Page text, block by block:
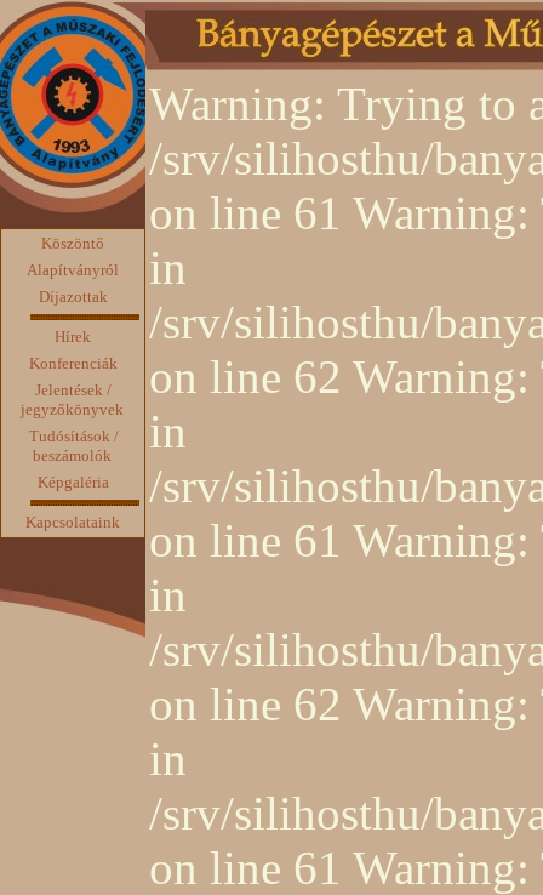
Köszöntő
Alapítványról
Díjazottak
Hírek
Konferenciák
Jelentések /
jegyzőkönyvek
Tudósítások /
beszámolók
Képgaléria
Kapcsolataink
Warning: Trying to
/srv/silihosthu/
on line 61
in
/srv/silihosthu/
on line 62
in
/srv/silihosthu/
on line 61
in
/srv/silihosthu/
on line 62
in
/srv/silihosthu/
on line 61